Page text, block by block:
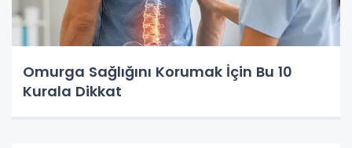
Omurga Sağlığını Korumak İçin Bu 10
Kurala Dikkat